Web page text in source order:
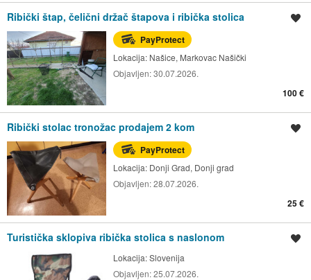
Ribički štap, čelični držač štapova i ribička stolica
PayProtect
Lokacija: Našice, Markovac Našički
Objavljen:30.07.2026.
100 €
Ribički stolac tronožac prodajem 2 kom
PayProtect
Lokacija: Donji Grad, Donji grad
Objavljen:28.07.2026.
25 €
Turistička sklopiva ribička stolica s naslonom
Lokacija:Slovenija
Objavljen:25.07.2026.